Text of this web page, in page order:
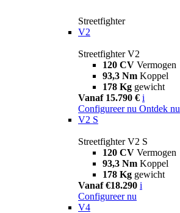
Streetfighter
V2
Streetfighter V2
120 CV Vermogen
93,3 Nm Koppel
178 Kg gewicht
Vanaf 15.790 € i
Configureer nu Ontdek nu
V2 S
Streetfighter V2 S
120 CV Vermogen
93,3 Nm Koppel
178 Kg gewicht
Vanaf €18.290 i
Configureer nu
V4